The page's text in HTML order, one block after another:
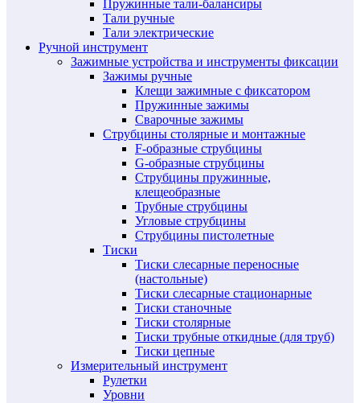
Пружинные тали-балансиры
Тали ручные
Тали электрические
Ручной инструмент
Зажимные устройства и инструменты фиксации
Зажимы ручные
Клещи зажимные с фиксатором
Пружинные зажимы
Сварочные зажимы
Струбцины столярные и монтажные
F-образные струбцины
G-образные струбцины
Струбцины пружинные,
клещеобразные
Трубные струбцины
Угловые струбцины
Струбцины пистолетные
Тиски
Тиски слесарные переносные
(настольные)
Тиски слесарные стационарные
Тиски станочные
Тиски столярные
Тиски трубные откидные (для труб)
Тиски цепные
Измерительный инструмент
Рулетки
Уровни